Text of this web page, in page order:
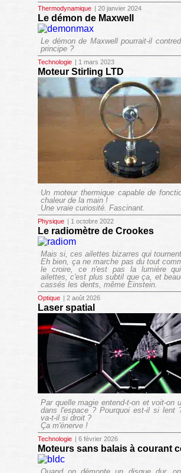
Thermodynamique | 20 janvier 2024
Le démon de Maxwell
Le démon de Maxwell pourrait-il
principe ?
Technologie | 1 mars 2023
Moteur Stirling LTD
Un moteur thermique capable de
chaleur de la main !
Une vraie curiosité. Fascinant.
Physique | 1 octobre 2022
Le radiomètre de Crookes
Mais si, ces ailettes bizarres qui
Eh bien, ça ne marche pas du tout
le croire, ce n'est pas la lumière
ailettes, c'est plus subtil que ça, et
cassés les dents, même Einstein.
Optique | 2 août 2026
Laser spatial
Par quelle magie entend-t-on et voit-on
dans l'espace ? Pourquoi est-il si lent
va-t-il si droit ?
Ça m'énerve !
Technologie | 6 février 2026
Moteurs sans balais à courant